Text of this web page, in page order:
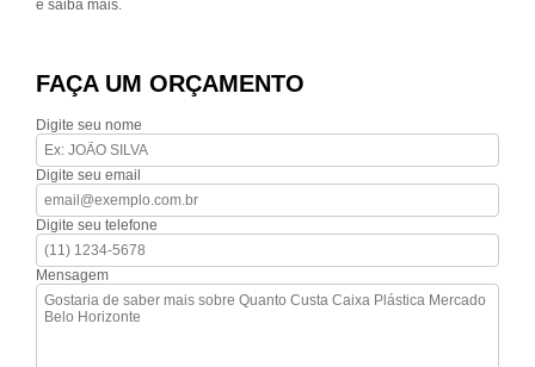
e saiba mais.
FAÇA UM ORÇAMENTO
Digite seu nome
Digite seu email
Digite seu telefone
Mensagem